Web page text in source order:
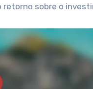
retorno sobre o